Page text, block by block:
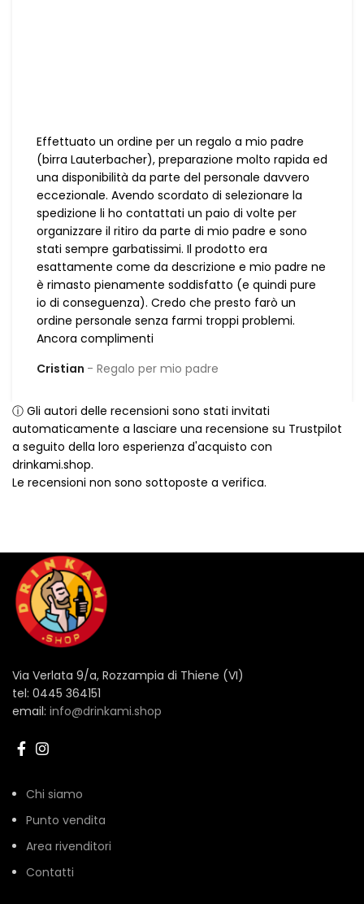
Effettuato un ordine per un regalo a mio padre
(birra Lauterbacher), preparazione molto rapida ed
una disponibilità da parte del personale davvero
eccezionale. Avendo scordato di selezionare la
spedizione li ho contattati un paio di volte per
organizzare il ritiro da parte di mio padre e sono
stati sempre garbatissimi. Il prodotto era
esattamente come da descrizione e mio padre ne
è rimasto pienamente soddisfatto (e quindi pure
io di conseguenza). Credo che presto farò un
ordine personale senza farmi troppi problemi.
Ancora complimenti
Cristian
Regalo per mio padre
ⓘ Gli autori delle recensioni sono stati invitati
automaticamente a lasciare una recensione su Trustpilot
a seguito della loro esperienza d'acquisto con
drinkami.shop.
Le recensioni non sono sottoposte a verifica.
Via Verlata 9/a, Rozzampia di Thiene (VI)
tel: 0445 364151
email: info@drinkami.shop
Chi siamo
Punto vendita
Area rivenditori
Contatti